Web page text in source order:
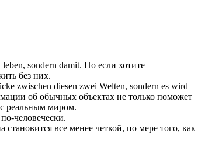
sondern damit. Но если хотите
без них.
zwischen diesen zwei Welten, sondern es wird
об обычных объектах не только поможет
реальным миром.
по-человечески.
становится все менее четкой, по мере того, как